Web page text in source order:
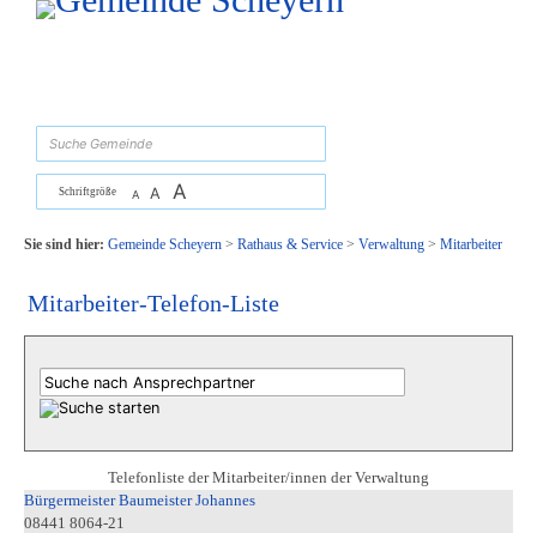
Zum Inhalt, zur Navigationoder zur Startseite springen.
Schriftgröße A A A
Sie sind hier: Gemeinde Scheyern> Rathaus & Service> Verwaltung> Mitarbeiter
Mitarbeiter-Telefon-Liste
Telefonliste der Mitarbeiter/innen der Verwaltung
Bürgermeister Baumeister Johannes
08441 8064-21